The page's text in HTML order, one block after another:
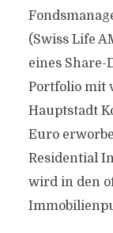
(Swiss Life
eines Share-
Portfolio mit
Hauptstadt
Euro
Residential
wird in den